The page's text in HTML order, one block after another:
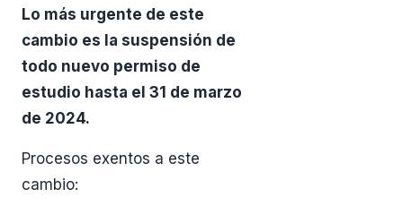
Lo más urgente de este
cambio es la suspensión de
todo nuevo permiso de
estudio hasta el 31 de marzo
de 2024.
Procesos exentos a este
cambio: